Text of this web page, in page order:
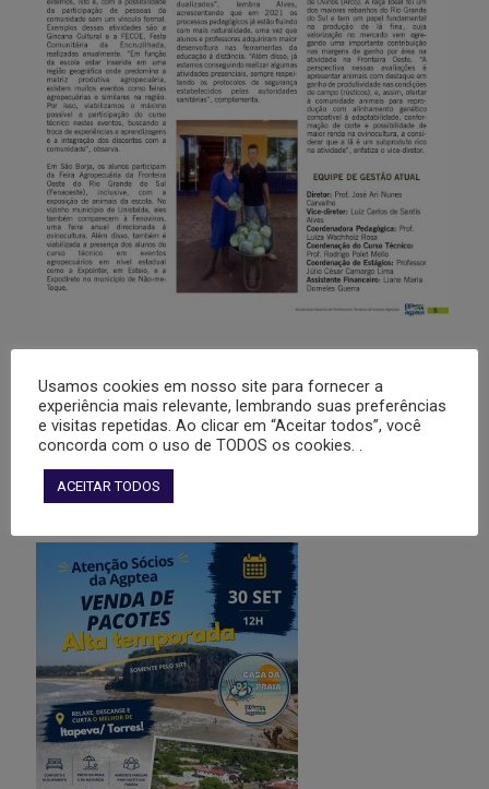
Usamos cookies em nosso site para fornecer a
experiência mais relevante, lembrando suas preferências
e visitas repetidas. Ao clicar em “Aceitar todos”, você
concorda com o uso de TODOS os cookies. .
ACEITAR TODOS